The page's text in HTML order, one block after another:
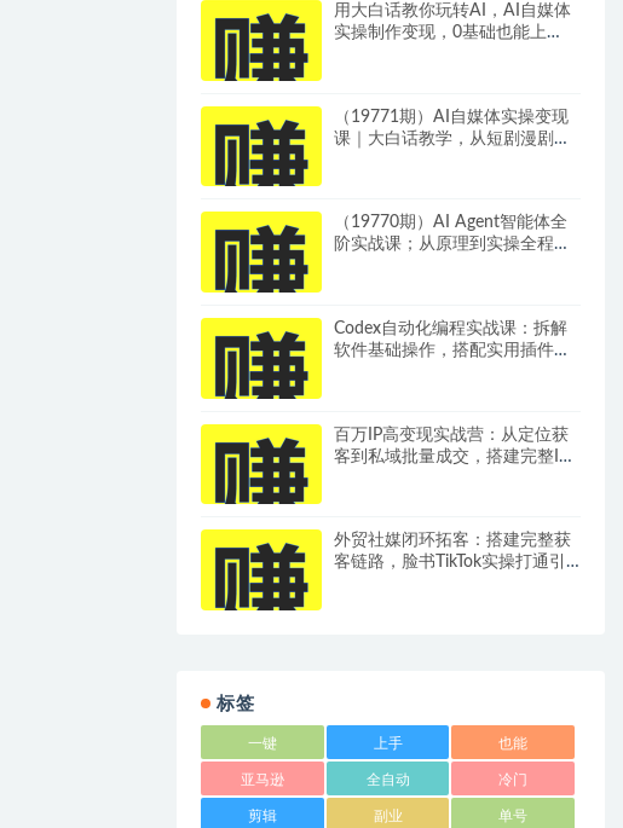
用大白话教你玩转AI，AI自媒体
实操制作变现，0基础也能上
（19771期）AI自媒体实操变现
课｜大白话教学，从短剧漫剧到
（19770期）AI Agent智能体全
阶实战课；从原理到实操全程手
Codex自动化编程实战课：拆解
软件基础操作，搭配实用插件快
百万IP高变现实战营：从定位获
客到私域批量成交，搭建完整IP
外贸社媒闭环拓客：搭建完整获
客链路，脸书TikTok实操打通引
标签
一键 上手 也能
亚马逊 全自动 冷门
剪辑 副业 单号